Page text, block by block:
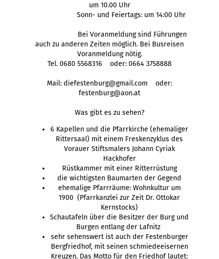
um 10.00 Uhr
Sonn- und Feiertags: um 14:00 Uhr
Bei Voranmeldung sind Führungen
auch zu anderen Zeiten möglich. Bei Busreisen
Voranmeldung nötig.
Tel. 0680 5568316 oder: 0664 3758888
Mail: diefestenburg@gmail.com oder:
festenburg@aon.at
Was gibt es zu sehen?
6 Kapellen und die Pfarrkirche (ehemaliger
Rittersaal) mit einem Freskenzyklus des
Vorauer Stiftsmalers Johann Cyriak
Hackhofer
Rüstkammer mit einer Ritterrüstung
die wichtigsten Baumarten der Gegend
ehemalige Pfarrräume: Wohnkultur um
1900 (Pfarrkanzlei zur Zeit Dr. Ottokar
Kernstocks)
Schautafeln über die Besitzer der Burg und
Burgen entlang der Lafnitz
sehr sehenswert ist auch der Festenburger
Bergfriedhof, mit seinen schmiedeeisernen
Kreuzen. Das Motto für den Friedhof lautet: